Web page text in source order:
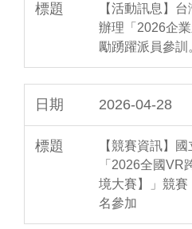
【活動訊息】
辦理「2026企
勵踴躍派員參訓
2026-04-28
【競賽資訊】
「2026全國VR
境大賽】」競賽
名參加